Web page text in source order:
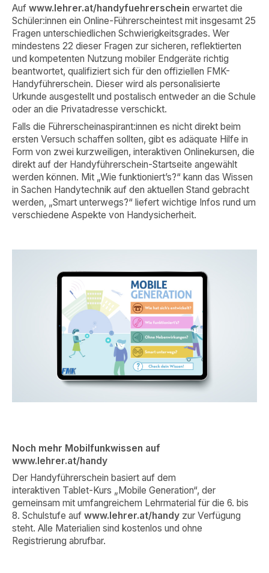
Auf www.lehrer.at/handyfuehrerschein erwartet die
Schüler:innen ein Online-Führerscheintest mit insgesamt 25
Fragen unterschiedlichen Schwierigkeitsgrades. Wer
mindestens 22 dieser Fragen zur sicheren, reflektierten
und kompetenten Nutzung mobiler Endgeräte richtig
beantwortet, qualifiziert sich für den offiziellen FMK-
Handyführerschein. Dieser wird als personalisierte
Urkunde ausgestellt und postalisch entweder an die Schule
oder an die Privatadresse verschickt.
Falls die Führerscheinaspirant:innen es nicht direkt beim
ersten Versuch schaffen sollten, gibt es adäquate Hilfe in
Form von zwei kurzweiligen, interaktiven Onlinekursen, die
direkt auf der Handyführerschein-Startseite angewählt
werden können. Mit „Wie funktioniert’s?“ kann das Wissen
in Sachen Handytechnik auf den aktuellen Stand gebracht
werden, „Smart unterwegs?“ liefert wichtige Infos rund um
verschiedene Aspekte von Handysicherheit.
Noch mehr Mobilfunkwissen auf
www.lehrer.at/handy
Der Handyführerschein basiert auf dem
interaktiven Tablet-Kurs „Mobile Generation“, der
gemeinsam mit umfangreichem Lehrmaterial für die 6. bis
8. Schulstufe auf www.lehrer.at/handy zur Verfügung
steht. Alle Materialien sind kostenlos und ohne
Registrierung abrufbar.